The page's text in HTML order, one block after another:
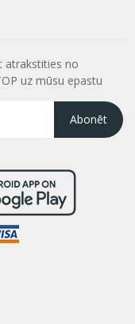
atrakstities no
uz mūsu epastu
Abonēt